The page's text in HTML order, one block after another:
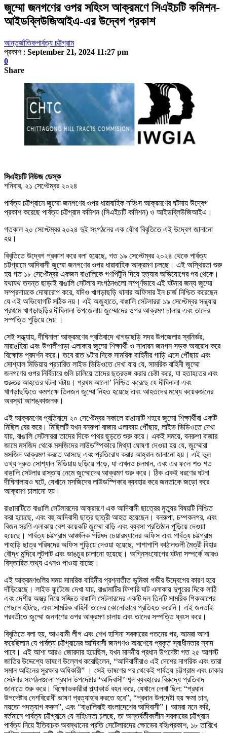
জুম্মো জনগণের ওপর সহিংস আক্রমণে সিএইচটি কমিশন-
আইডব্লিউজিআইএ-এর উদ্বেগ প্রকাশ
আন্তর্জাতিকপার্বত্য চট্টগ্রাম
প্রকাশ : September 21, 2024 11:27 pm
0
Share
সিএইচটি নিউজ ডেস্ক
শনিবার, ২১ সেপ্টেম্বর ২০২৪
পার্বত্য চট্টগ্রামে জুম্মো জনগণের ওপর ধারাবাহিক সহিংস আক্রমণের ঘটনায় উদ্বেগ
প্রকাশ করেছে পার্বত্য চট্টগ্রাম কমিশন (সিএইচটি কমিশন) ও আইডব্লিউজিআইএ।
গতকাল ২০ সেপ্টেম্বর ২০২৪ দুই সংগঠনের এক যৌথ বিবৃতিতে এই উদ্বেগ জানানো
হয়।
বিবৃতিতে উদ্বেগ প্রকাশ করে বলা হয়েছে, গত ১৯ সেপ্টেম্বর ২০২৪ থেকে পার্বত্য
চট্টগ্রামে আদিবাসী জুম্মো জনগণের ওপর ধারাবাহিক আক্রমণ চলছে। এই অস্থিরতা শুরু
হয় গত ১৮ সেপ্টেম্বর একজন বাঙালিকে গণপিটুনি দিয়ে হত্যার অভিযোগের পর থেকে।
যথাযথ তদন্ত ছাড়াই বাঙালি সেটলার সংগঠনগুলো সম্পূর্ণভাবে এই ঘটনার জন্য জুম্মো
সম্প্রদায়কে দোষারোপ করে, যদিও খাগড়াছড়ি থানার অফিসার ইন চার্জ নিশ্চিত করেছেন
যে এই অভিযোগটি সঠিক নয়। এই অজুহাতে, বাঙালি সেটলাররা ১৯ সেপ্টেম্বর সন্ধ্যায়
প্রথমে খাগড়াছড়ির দীঘিনালা উপজেলায় জুম্মোদের ওপর আক্রমণ চালায় এবং তাদের
সম্পত্তি পুড়িয়ে দেয় ।
সেই সন্ধ্যায়, দীঘিনালা আক্রমণের প্রতিবাদে খাগড়াছড়ি সদর উপজেলার স্বনির্ভর,
নারাঙহিয়া এবং উপালীপাড়া এলাকায় জুম্মো শিক্ষার্থী ও সাধারন জনগন সড়ক অবরোধ করে
বিক্ষোভ প্রদর্শন করে। তবে রাত ৯টার দিকে সামরিক বাহিনীর গাড়ি এসে পৌঁছায় এবং
সোশ্যাল মিডিয়ায় প্রচারিত লাইভ ভিডিওতে দেখা যায় যে, সামরিক বাহিনী জুম্মো
জনগণের ওপর নির্বিচারে গুলি চালিয়ে তাদের ছত্রভঙ্গ করার চেষ্টা করে, যা হতাহতের এবং
গুরুতর আহতের ঘটনা ঘটায়। প্রথম আলো’ নিশ্চিত করেছে যে দীঘিনালা এবং
খাগড়াছড়িতে কমপক্ষে তিনজন জুম্মো নিহত হয়েছে এবং আহতদের মধ্যে কয়েকজনের
অবস্থা আশঙ্কাজনক।
এই আক্রমণের প্রতিবাদে ২০ সেপ্টেম্বর সকালে রাঙামাটি শহরে জুম্মো শিক্ষার্থীরা একটি
মিছিল বের করে। মিছিলটি যখন বনরুপা বাজার এলাকায় পৌঁছায়, লাইভ ভিডিওতে দেখা
যায়, বাঙালি সেটলাররা তাদের দিকে পাথর ছুড়তে শুরু করে। একই সময়ে, বনরুপা বাজার
জামে মসজিদ থেকে মসজিদের লাউডস্পিকারে মিথ্যা ঘোষণা দেওয়া হয় যে, জুম্মোরা
মসজিদ আক্রমণ করতে আসছে এবং প্রতিরোধ করার আহ্বান জানানো হয়। এই ভুল
তথ্য দ্রুত সোশ্যাল মিডিয়ায় ছড়িয়ে পড়ে, যা এখনও চলমান, এবং এর ফলে শত শত
বাঙালি সেটলার রাস্তায় নেমে জুম্মোদের আক্রমণ শুরু করে। ঠিক একই ধরণের ঘটনা
দীঘিনালায়ও ঘটে, যেখানে মসজিদের লাউডস্পিকার ব্যবহার করে জনতাকে জড়ো করে
আক্রমণ চালানো হয়।
রাঙামাটিতে বাঙালি সেটলারদের আক্রমণে এক আদিবাসী ছাত্রের মৃত্যুর বিষয়টি নিশ্চিত
করা হয়েছে, এবং বহু আদিবাসী ছাত্র ছাত্রী আহত হয়েছেন। বনরুপা, চম্পকনগর, এবং
বিজন সরণি এলাকায় বেশ কয়েকটি জুম্মো বাড়ি এবং ব্যবসা প্রতিষ্ঠান পুড়িয়ে দেওয়া
হয়েছে। পার্বত্য চট্টগ্রাম আঞ্চলিক পরিষদ চেয়ারম্যানের অফিস এবং পার্বত্য চট্টগ্রাম
পাহাড়ি ছাত্র পরিষদের অফিস পুড়িয়ে দেওয়া হয়েছে, পাশাপাশি কাঠালতলী মৈত্রী বিহার
বৌদ্ধ মন্দিরে লুটপাট এবং ভাঙচুর চালানো হয়েছে। অগ্নিসংযোগের ঘটনা সম্পর্কে আরও
বিস্তারিত তথ্য এখনও পাওয়া যাচ্ছে।
এই আক্রমণগুলির সময় সামরিক বাহিনীর প্রশ্নাতীত ভূমিকা গভীর উদ্বেগের কারণ হয়ে
দাঁড়িয়েছে। লাইভ ফুটেজে দেখা যায়, রাঙামাটির ফিশারি ঘাট এলাকায় দুপুরের দিকে লাঠি
এবং দেশীয় অস্ত্র নিয়ে সজ্জিত বাঙালি সেটলারদের একটি দল তিনটি সামরিক পিকআপের
পেছনে হাঁটছে, এবং সামরিক বাহিনী তাদের কোনোভাবে প্রতিহত করেনি। এই জনতাই
পরবর্তীতে জুম্মো জনগণের ওপর আক্রমণ চালায় এবং তাদের সম্পত্তি ধ্বংস করে।
বিবৃতিতে বলা হয়, আওয়ামী লীগ এবং শেখ হাসিনা সরকারের পতনের পর, আমরা আশা
করেছিলাম যে পার্বত্য চট্টগ্রামের আদিবাসী জনগণও অবশেষে প্রকৃত স্বাধীনতার স্বাদ
পাবে। এই আশা আরও জোরদার হয়েছিল, যখন মাননীয় প্রধান উপদেষ্টা গত ২৫ আগস্ট
জাতির উদ্দেশ্যে ভাষণে উল্লেখ করেছিলেন, “আদিবাসীরাও এই দেশের নাগরিক এবং তারা
সমান আইনের সুরক্ষার অধিকারী” । সেই ভাষণের পর থেকেই পার্বত্য চট্টগ্রাম এবং ঢাকার
সেটলার সংগঠনগুলো প্রধান উপদেষ্টার ‘আদিবাসী’ শব্দ ব্যবহারের বিরুদ্ধে প্রতিবাদ
জানাতে শুরু করে। বিক্ষোভকারীরা প্ল্যাকার্ড বহন করে, যেখানে লেখা ছিল: “প্রধান
উপদেষ্টার দেশবিরোধী ভাষণ প্রত্যাহার করতে হবে”, “প্রধান উপদেষ্টা হয় ক্ষমা চান,
নয়তো পদত্যাগ করুন”, এবং “বাঙালিরাই বাংলাদেশের আদিবাসী”। আমরা মনে করি,
বর্তমানে পার্বত্য চট্টগ্রামে যে সহিংসতা চলছে, তা অন্তর্বর্তীকালীন সরকারের চট্টগ্রাম
পার্বত্য নিয়ে ইতিবাচক অবস্থানের প্রতি সেটেলারদের ক্ষোভের বহিঃপ্রকাশ, ১৮ তারিখে